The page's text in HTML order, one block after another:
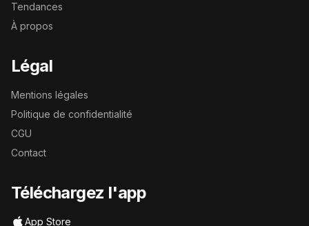
Tendances
À propos
Légal
Mentions légales
Politique de confidentialité
CGU
Contact
Téléchargez l'app
App Store